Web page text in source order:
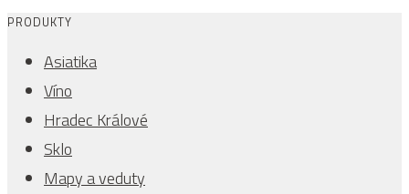
PRODUKTY
Asiatika
Víno
Hradec Králové
Sklo
Mapy a veduty